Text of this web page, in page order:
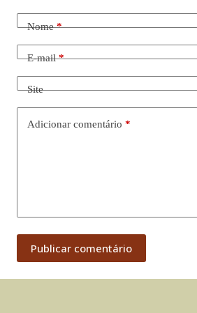
Nome*
E-mail*
Site
Adicionar comentário *
Publicar comentário